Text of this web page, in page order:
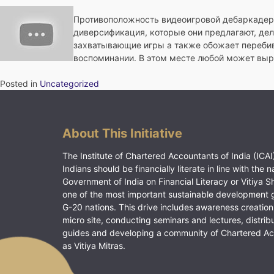
Противоположность видеоигровой
диверсификация, которые они предлагают,
захватывающие игры а также обожает
воспоминании. В этом месте любой может
Posted in Uncategorized
About This Initiative
The Institute of Chartered Accountants of India
Indians should be financially literate in line with the
Government of India on Financial Literacy or Vitiya
one of the most important sustainable development
G-20 nations. This drive includes awareness
micro site, conducting seminars and lectures,
guides and developing a community of Chartered
as Vitiya Mitras.